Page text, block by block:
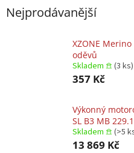
Nejprodávanější
XZONE
oděvů
Skladem 𖠿 (3 ks)
357 Kč
Výkonný
SL B3 MB 229.1
Skladem 𖠿 (>5
13 869 Kč